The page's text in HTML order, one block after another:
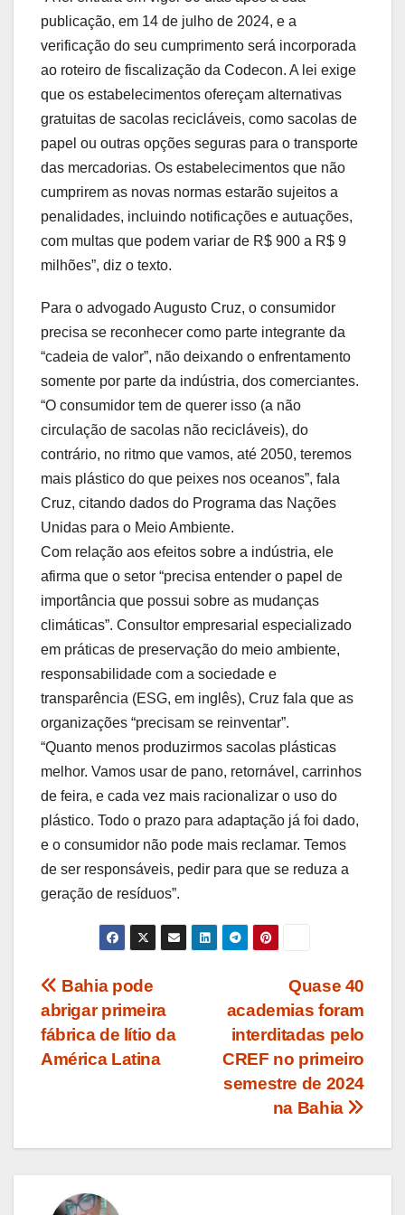
publicação, em 14 de julho de 2024, e a
verificação do seu cumprimento será incorporada
ao roteiro de fiscalização da Codecon. A lei exige
que os estabelecimentos ofereçam alternativas
gratuitas de sacolas recicláveis, como sacolas de
papel ou outras opções seguras para o transporte
das mercadorias. Os estabelecimentos que não
cumprirem as novas normas estarão sujeitos a
penalidades, incluindo notificações e autuações,
com multas que podem variar de R$ 900 a R$ 9
milhões”, diz o texto.
Para o advogado Augusto Cruz, o consumidor
precisa se reconhecer como parte integrante da
“cadeia de valor”, não deixando o enfrentamento
somente por parte da indústria, dos comerciantes.
“O consumidor tem de querer isso (a não
circulação de sacolas não recicláveis), do
contrário, no ritmo que vamos, até 2050, teremos
mais plástico do que peixes nos oceanos”, fala
Cruz, citando dados do Programa das Nações
Unidas para o Meio Ambiente.
Com relação aos efeitos sobre a indústria, ele
afirma que o setor “precisa entender o papel de
importância que possui sobre as mudanças
climáticas”. Consultor empresarial especializado
em práticas de preservação do meio ambiente,
responsabilidade com a sociedade e
transparência (ESG, em inglês), Cruz fala que as
organizações “precisam se reinventar”.
“Quanto menos produzirmos sacolas plásticas
melhor. Vamos usar de pano, retornável, carrinhos
de feira, e cada vez mais racionalizar o uso do
plástico. Todo o prazo para adaptação já foi dado,
e o consumidor não pode mais reclamar. Temos
de ser responsáveis, pedir para que se reduza a
geração de resíduos”.
Navegação
de
Post
Quase 40
academias foram
interditadas pelo
CREF no primeiro
semestre de 2024
na Bahia
Bahia pode
abrigar primeira
fábrica de lítio da
América Latina